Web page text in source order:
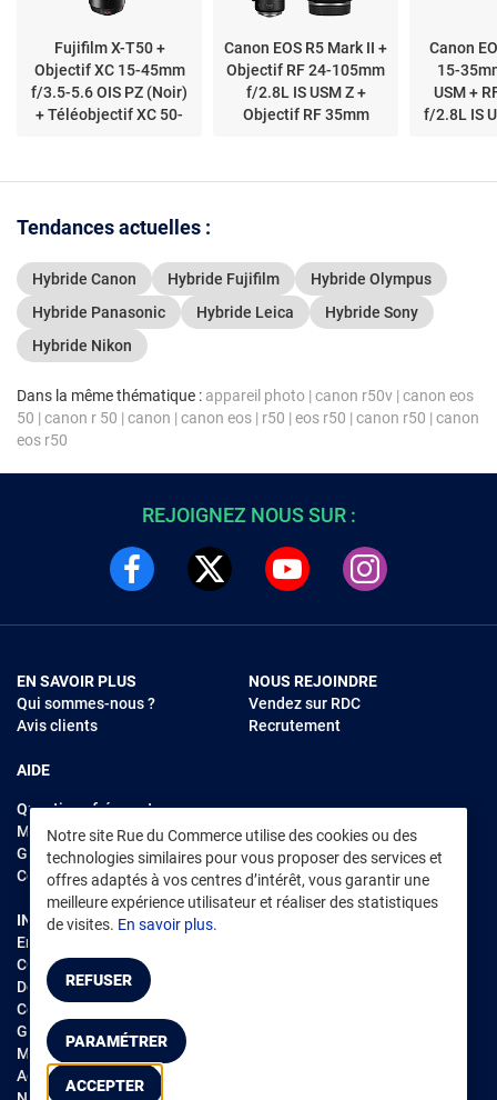
Fujifilm X-T50 +
Objectif XC 15-45mm
f/3.5-5.6 OIS PZ (Noir)
+ Téléobjectif XC 50-
Canon EOS R5 Mark II +
Objectif RF 24-105mm
f/2.8L IS USM Z +
Objectif RF 35mm
Canon
15-
USM +
f/2.8L IS
Tendances actuelles :
Hybride Canon Hybride Fujifilm
Hybride Olympus
Hybride Panasonic
Hybride Leica
Hybride Sony
Hybride Nikon
Dans la même thématique : appareil photo | canon r50v | canon eos
50 | canon r 50 | canon | canon eos | r50 | eos r50 | canon r50 | canon
eos r50
Notre site Rue du Commerce utilise des cookies ou des
technologies similaires pour vous proposer des services et
offres adaptés à vos centres d’intérêt, vous garantir une
meilleure expérience utilisateur et réaliser des statistiques
de visites. En savoir plus.
REFUSER
PARAMÉTRER
ACCEPTER
REJOIGNEZ NOUS SUR :
EN SAVOIR PLUS
Qui sommes-nous ?
Avis clients
AIDE
Questions fréquentes
Modes de règlements
Garantie et retours
Contacter Rue du Commerce
NOUS REJOINDRE
Vendez sur RDC
Recrutement
INFORMATIONS LÉGALES
Environnement
CGV /CGU Marketplace
Données personnelles
Cookies
Gérer mes cookies
Mentions légales
Accessibilité : non conforme